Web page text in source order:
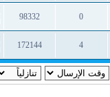
ردود
مشاهدات
0
ردود
98332
مشاهدات
4
ردود
172144
مشاهدات